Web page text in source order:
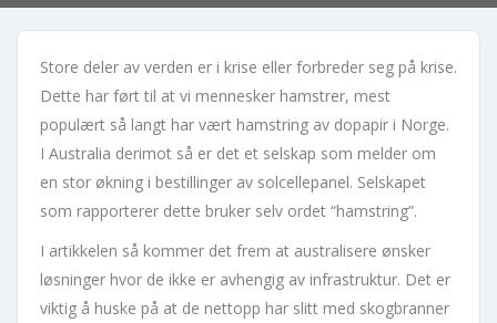
Store deler av verden er i krise eller forbreder seg på krise.
Dette har ført til at vi mennesker hamstrer, mest
populært så langt har vært hamstring av dopapir i Norge.
I Australia derimot så er det et selskap som melder om
en stor økning i bestillinger av solcellepanel. Selskapet
som rapporterer dette bruker selv ordet “hamstring”.
I artikkelen så kommer det frem at australisere ønsker
løsninger hvor de ikke er avhengig av infrastruktur. Det er
viktig å huske på at de nettopp har slitt med skogbranner